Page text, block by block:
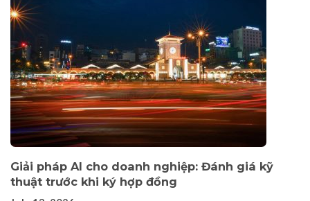
Giải pháp AI cho doanh nghiệp: Đánh giá kỹ
thuật trước khi ký hợp đồng